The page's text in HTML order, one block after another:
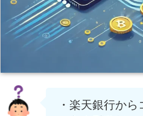
・楽天銀行か